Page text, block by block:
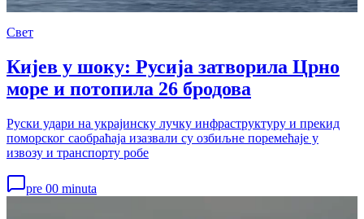
Свет
Кијев у шоку: Русија затворила Црно
море и потопила 26 бродова
Руски удари на украјинску лучку инфраструктуру и прекид
поморског саобраћаја изазвали су озбиљне поремећаје у
извозу и транспорту робе
pre 00 minuta